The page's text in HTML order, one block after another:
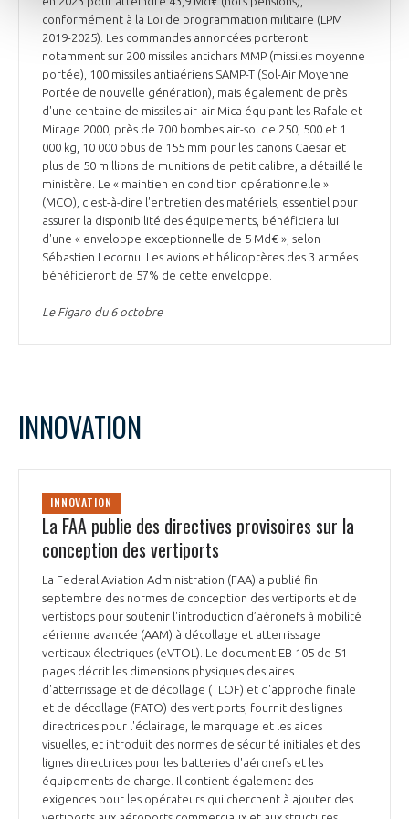
conformément à la Loi de programmation militaire (LPM
2019-2025). Les commandes annoncées porteront
notamment sur 200 missiles antichars MMP (missiles moyenne
portée), 100 missiles antiaériens SAMP-T (Sol-Air Moyenne
Portée de nouvelle génération), mais également de près
d'une centaine de missiles air-air Mica équipant les Rafale et
Mirage 2000, près de 700 bombes air-sol de 250, 500 et 1
000 kg, 10 000 obus de 155 mm pour les canons Caesar et
plus de 50 millions de munitions de petit calibre, a détaillé le
ministère. Le « maintien en condition opérationnelle »
(MCO), c'est-à-dire l'entretien des matériels, essentiel pour
assurer la disponibilité des équipements, bénéficiera lui
d'une « enveloppe exceptionnelle de 5 Md€ », selon
Sébastien Lecornu. Les avions et hélicoptères des 3 armées
bénéficieront de 57% de cette enveloppe.
Le Figaro du 6 octobre
INNOVATION
INNOVATION
La FAA publie des directives provisoires sur la
conception des vertiports
La Federal Aviation Administration (FAA) a publié fin
septembre des normes de conception des vertiports et de
vertistops pour soutenir l'introduction d’aéronefs à mobilité
aérienne avancée (AAM) à décollage et atterrissage
verticaux électriques (eVTOL). Le document EB 105 de 51
pages décrit les dimensions physiques des aires
d'atterrissage et de décollage (TLOF) et d'approche finale
et de décollage (FATO) des vertiports, fournit des lignes
directrices pour l'éclairage, le marquage et les aides
visuelles, et introduit des normes de sécurité initiales et des
lignes directrices pour les batteries d'aéronefs et les
équipements de charge. Il contient également des
exigences pour les opérateurs qui cherchent à ajouter des